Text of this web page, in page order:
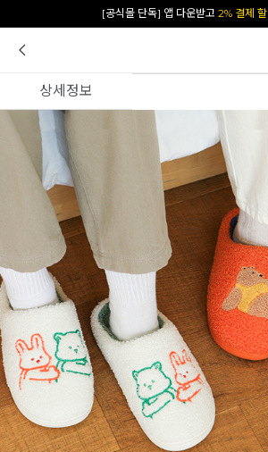
카카오 플친 추가하면1천원 즉시 할
상세정보